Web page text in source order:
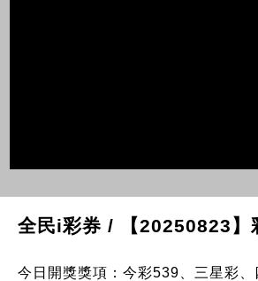
全民i彩券 / 【20250823】
今日開獎獎項：今彩539、三星彩